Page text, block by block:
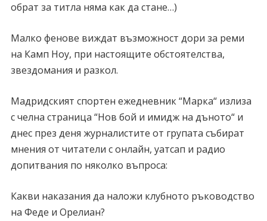
обрат за титла няма как да стане…)
Малко фенове виждат възможност дори за реми
на Камп Ноу, при настоящите обстоятелства,
звездомания и разкол.
Мадридският спортен ежедневник “Марка“ излиза
с челна страница “Нов бой и имидж на дъното“ и
днес през деня журналистите от групата събират
мнения от читатели с онлайн, уатсап и радио
допитвания по няколко въпроса:
Какви наказания да наложи клубното ръководство
на Феде и Орелиан?